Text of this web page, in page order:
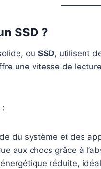
SSD ?
ou SSD, utilisent
une vitesse de
:
du système et des
aux chocs grâce à
réduite,